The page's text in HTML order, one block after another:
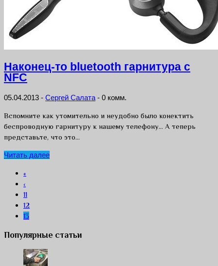
Наконец-то bluetooth гарнитура с
NFC
05.04.2013 - Сергей Салата - 0 комм.
Вспомните как утомительно и неудобно было конектить
беспроводную гарнитуру к нашему телефону… А теперь
представьте, что это…
Читать далее
«
‹
11
12
13
Популярные статьи